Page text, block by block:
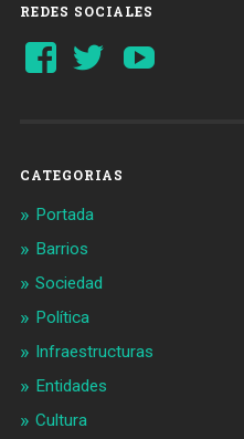
REDES SOCIALES
Ver
perfil
Ver
perfil
CATEGORIAS
Portada
Barrios
Sociedad
Política
Infraestructuras
Entidades
Cultura